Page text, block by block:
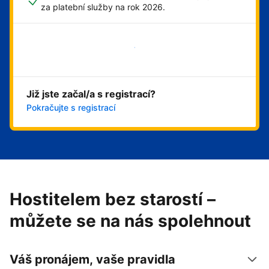
za platební služby na rok 2026.
Začít hned
Již jste začal/a s registrací?
Pokračujte s registrací
Hostitelem bez starostí –
můžete se na nás spolehnout
Váš pronájem, vaše pravidla